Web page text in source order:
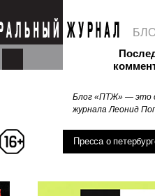
Блог «ПТЖ» — это
журнала Леонид
Пресса о